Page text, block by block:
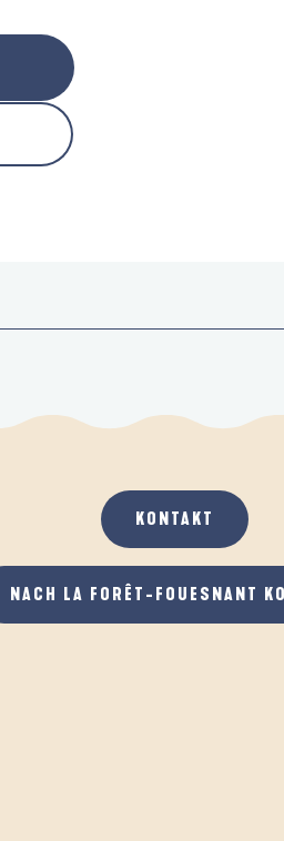
KONTAKT
NACH LA FORÊT-FOUESNANT